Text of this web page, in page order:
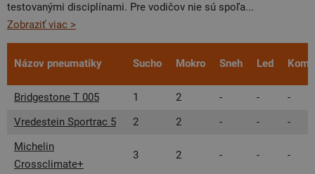
testovanými disciplínami. Pre vodičov nie sú spoľa...
Zobraziť viac >
Názov pneumatiky Sucho Mokro Sneh Led
Bridgestone T 005 1 2 - -
-
Vredestein Sportrac 5
2 2 - -
-
Michelin
Crossclimate+
3 2 - - -